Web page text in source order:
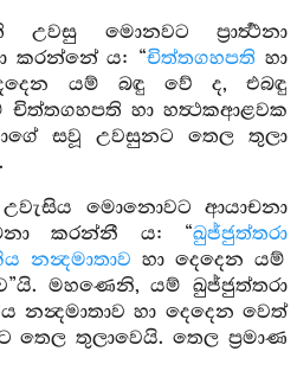
උවසු මොනවට ප්‍රාර්‍ත්‍ථනා
කරන්නේ ය: “චිත්තගහපති හා
යම් බඳු වේ ද, එබඳු
චිත්තගහපති හා හත්‍ථකආළවක
සවූ උවසුනට තෙල තුලා
උවැසිය මොනොවට ආයාචනා
කරන්නී ය: “ඛුජ්ජුත්තරා
නන්‍දමාතාව හා දෙදෙන යම්
මහණෙනි, යම් ඛුජ්ජුත්තරා
නන්‍දමාතාව හා දෙදෙන වෙත්
තෙල තුලාවෙයි. තෙල ප්‍රමාණ